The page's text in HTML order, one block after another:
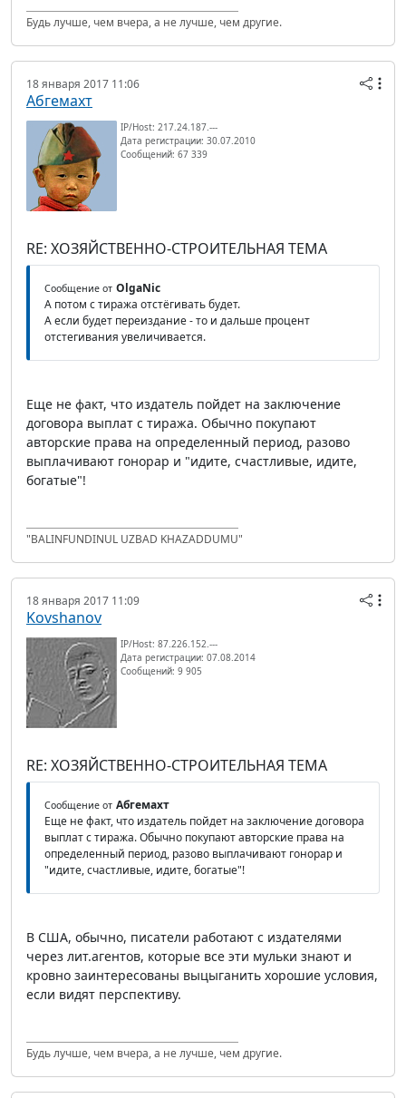
Будь лучше, чем вчера, а не лучше, чем другие.
18 января 2017 11:06
Абгемахт
IP/Host: 217.24.187.---
Дата регистрации: 30.07.2010
Сообщений: 67 339
RE: ХОЗЯЙСТВЕННО-СТРОИТЕЛЬНАЯ ТЕМА
Сообщение от OlgaNic
А потом с тиража отстёгивать будет.
А если будет переиздание - то и дальше процент
отстегивания увеличивается.
Еще не факт, что издатель пойдет на заключение
договора выплат с тиража. Обычно покупают
авторские права на определенный период, разово
выплачивают гонорар и "идите, счастливые, идите,
богатые"!
"BALINFUNDINUL UZBAD KHAZADDUMU"
18 января 2017 11:09
Kovshanov
IP/Host: 87.226.152.---
Дата регистрации: 07.08.2014
Сообщений: 9 905
RE: ХОЗЯЙСТВЕННО-СТРОИТЕЛЬНАЯ ТЕМА
Сообщение от Абгемахт
Еще не факт, что издатель пойдет на заключение договора
выплат с тиража. Обычно покупают авторские права на
определенный период, разово выплачивают гонорар и
"идите, счастливые, идите, богатые"!
В США, обычно, писатели работают с издателями
через лит.агентов, которые все эти мульки знают и
кровно заинтересованы выцыганить хорошие условия,
если видят перспективу.
Будь лучше, чем вчера, а не лучше, чем другие.